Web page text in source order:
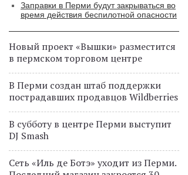
Заправки в Перми будут закрываться во
время действия беспилотной опасности
Новый проект «Вышки» разместится
в пермском торговом центре
В Перми создан штаб поддержки
пострадавших продавцов Wildberries
В субботу в центре Перми выступит
DJ Smash
Сеть «Иль де Ботэ» уходит из Перми.